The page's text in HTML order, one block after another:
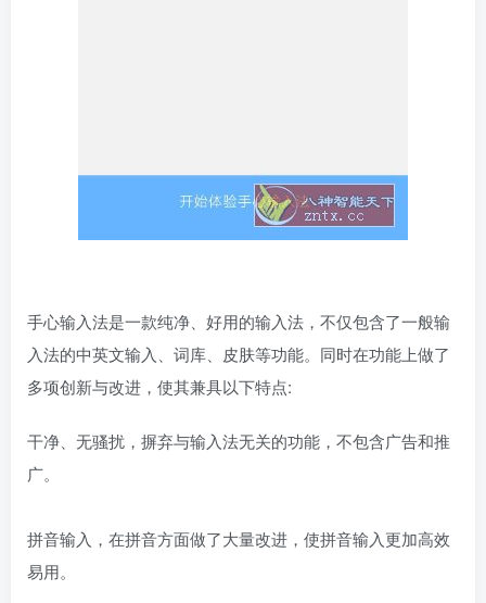
手心输入法是一款纯净、好用的输入法，不仅包含了一般输
入法的中英文输入、词库、皮肤等功能。同时在功能上做了
多项创新与改进，使其兼具以下特点:
干净、无骚扰，摒弃与输入法无关的功能，不包含广告和推
广。
拼音输入，在拼音方面做了大量改进，使拼音输入更加高效
易用。